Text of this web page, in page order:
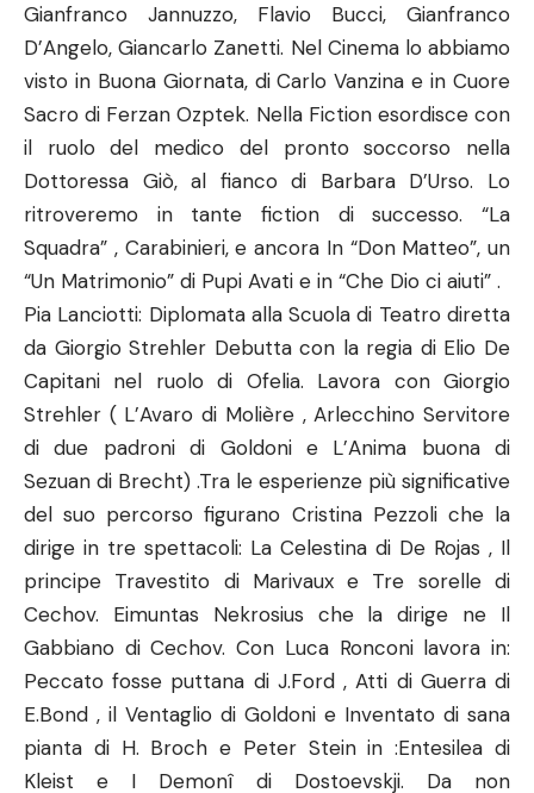
Gianfranco Jannuzzo, Flavio Bucci, Gianfranco
D’Angelo, Giancarlo Zanetti. Nel Cinema lo abbiamo
visto in Buona Giornata, di Carlo Vanzina e in Cuore
Sacro di Ferzan Ozptek. Nella Fiction esordisce con
il ruolo del medico del pronto soccorso nella
Dottoressa Giò, al fianco di Barbara D’Urso. Lo
ritroveremo in tante fiction di successo. “La
Squadra” , Carabinieri, e ancora In “Don Matteo”, un
“Un Matrimonio” di Pupi Avati e in “Che Dio ci aiuti” .
Pia Lanciotti: Diplomata alla Scuola di Teatro diretta
da Giorgio Strehler Debutta con la regia di Elio De
Capitani nel ruolo di Ofelia. Lavora con Giorgio
Strehler ( L’Avaro di Molière , Arlecchino Servitore
di due padroni di Goldoni e L’Anima buona di
Sezuan di Brecht) .Tra le esperienze più significative
del suo percorso figurano Cristina Pezzoli che la
dirige in tre spettacoli: La Celestina di De Rojas , Il
principe Travestito di Marivaux e Tre sorelle di
Cechov. Eimuntas Nekrosius che la dirige ne Il
Gabbiano di Cechov. Con Luca Ronconi lavora in:
Peccato fosse puttana di J.Ford , Atti di Guerra di
E.Bond , il Ventaglio di Goldoni e Inventato di sana
pianta di H. Broch e Peter Stein in :Entesilea di
Kleist e I Demonî di Dostoevskji. Da non